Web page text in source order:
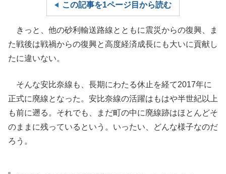
この記事を1ページ目から読む
きっと、他の砂利輸送路線とともに震災からの復興、ま
た戦後は戦禍からの復興と高度経済成長にも大いに貢献し
たに違いない。
そんな安比奈線も、長期にわたる休止を経て2017年に
正式に廃線となった。安比奈線の活躍はもはや半世紀以上
も前に遡る。それでも、まだ町の中に廃線跡はほとんどそ
のままに残っているという。いったい、どんな様子なのだ
ろう。